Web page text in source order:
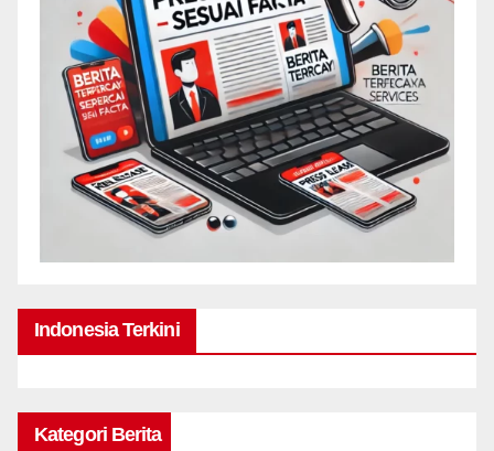
Indonesia Terkini
Kategori Berita